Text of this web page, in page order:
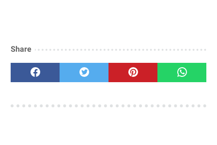
Share